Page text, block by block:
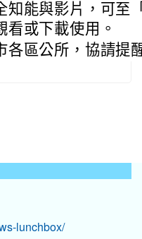
知能與影片，可至
看或下載使用。
各區公所，協請提